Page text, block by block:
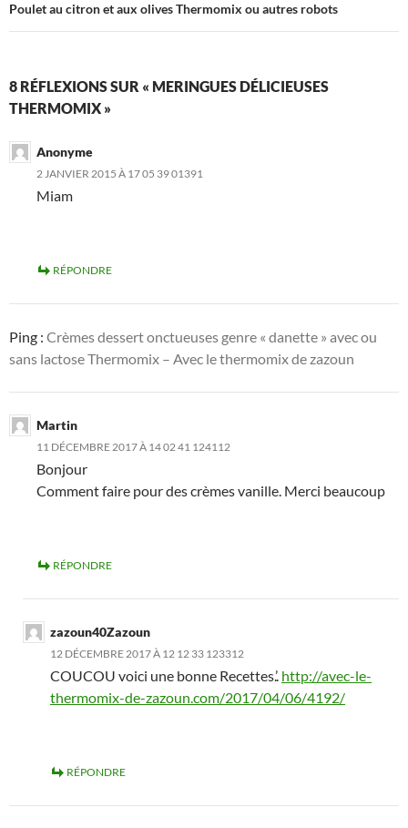
Poulet au citron et aux olives Thermomix ou autres robots
8 RÉFLEXIONS SUR « MERINGUES DÉLICIEUSES
THERMOMIX »
Anonyme
2 JANVIER 2015 À 17 05 39 01391
Miam
RÉPONDRE
Ping : Crèmes dessert onctueuses genre « danette » avec ou
sans lactose Thermomix – Avec le thermomix de zazoun
Martin
11 DÉCEMBRE 2017 À 14 02 41 124112
Bonjour
Comment faire pour des crèmes vanille. Merci beaucoup
RÉPONDRE
zazoun40Zazoun
12 DÉCEMBRE 2017 À 12 12 33 123312
COUCOU voici une bonne Recettes.’. http://avec-le-
thermomix-de-zazoun.com/2017/04/06/4192/
RÉPONDRE